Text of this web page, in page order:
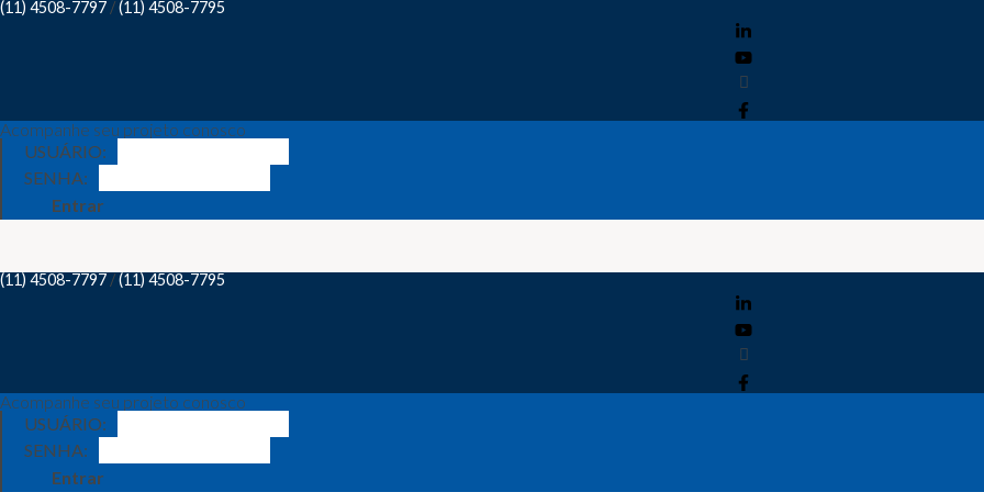
(11) 4508-7797 /(11) 4508-7795
Acompanhe seu projeto conosco
USUÁRIO:
SENHA:
Entrar
(11) 4508-7797 /(11) 4508-7795
Acompanhe seu projeto conosco
USUÁRIO:
SENHA:
Entrar